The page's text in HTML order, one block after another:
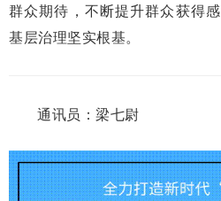
群众期待，不断提升群众获得
基层治理坚实根基。
通讯员：梁七尉